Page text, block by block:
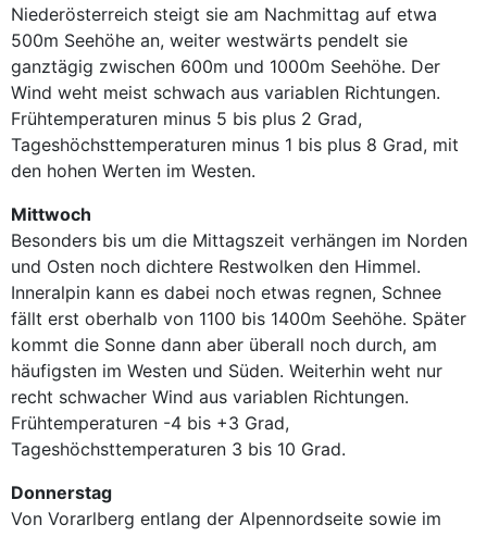
Niederösterreich steigt sie am Nachmittag auf etwa
500m Seehöhe an, weiter westwärts pendelt sie
ganztägig zwischen 600m und 1000m Seehöhe. Der
Wind weht meist schwach aus variablen Richtungen.
Frühtemperaturen minus 5 bis plus 2 Grad,
Tageshöchsttemperaturen minus 1 bis plus 8 Grad, mit
den hohen Werten im Westen.
Mittwoch
Besonders bis um die Mittagszeit verhängen im Norden
und Osten noch dichtere Restwolken den Himmel.
Inneralpin kann es dabei noch etwas regnen, Schnee
fällt erst oberhalb von 1100 bis 1400m Seehöhe. Später
kommt die Sonne dann aber überall noch durch, am
häufigsten im Westen und Süden. Weiterhin weht nur
recht schwacher Wind aus variablen Richtungen.
Frühtemperaturen -4 bis +3 Grad,
Tageshöchsttemperaturen 3 bis 10 Grad.
Donnerstag
Von Vorarlberg entlang der Alpennordseite sowie im